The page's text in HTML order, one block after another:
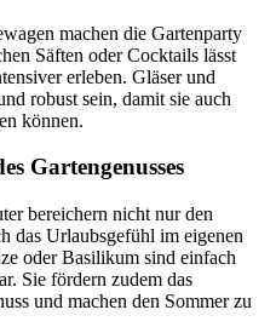
machen die Gartenparty
Säften oder Cocktails lässt
erleben. Gläser und
robust sein, damit sie auch
können.
Gartengenusses
bereichern nicht nur den
das Urlaubsgefühl im eigenen
oder Basilikum sind einfach
Sie fördern zudem das
und machen den Sommer zu